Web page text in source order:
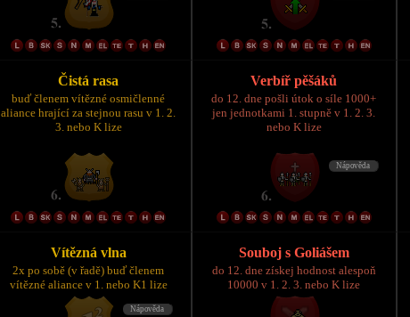
Čistá rasa
buď členem vítězné osmičlenné
aliance hrající za stejnou rasu v 1. 2.
3. nebo K lize
Verbíř pěšáků
do 12. dne pošli útok o síle 1000+
jen jednotkami 1. stupně v 1. 2. 3.
nebo K lize
Vítězná vlna
2x po sobě (v řadě) buď členem
vítězné aliance v 1. nebo K1 lize
Souboj s Goliášem
do 12. dne získej hodnost alespoň
10000 v 1. 2. 3. nebo K lize